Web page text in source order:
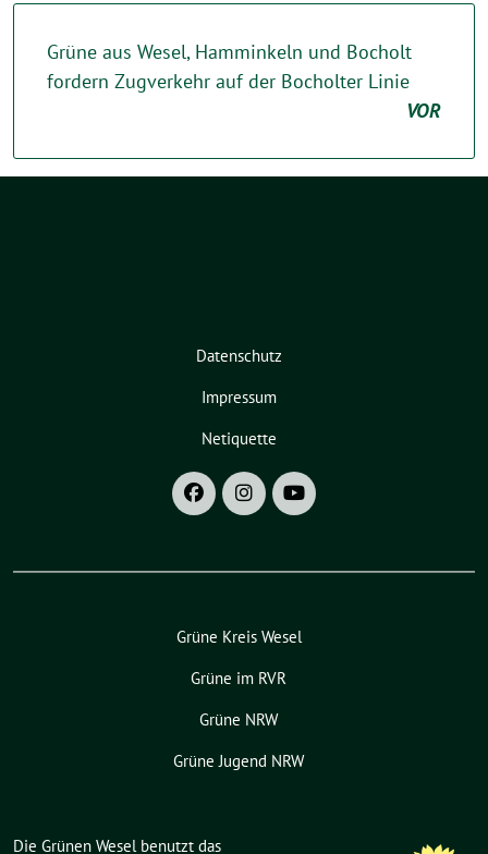
Grüne aus Wesel, Hamminkeln und Bocholt
fordern Zugverkehr auf der Bocholter Linie
VOR
Datenschutz
Impressum
Netiquette
Grüne Kreis Wesel
Grüne im RVR
Grüne NRW
Grüne Jugend NRW
Die Grünen Wesel benutzt das